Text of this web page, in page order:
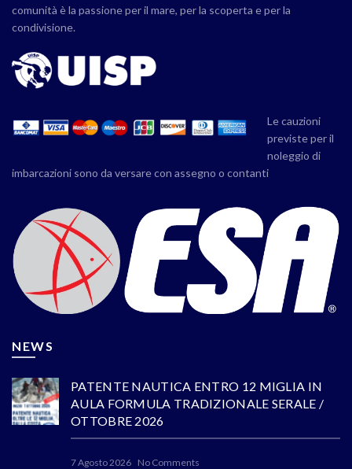
comunità è la passione per il mare, per la scoperta e per la
condivisione.
Le cauzioni
previste per il
noleggio di
imbarcazioni sono da versare con assegno o contanti
NEWS
PATENTE NAUTICA ENTRO 12 MIGLIA IN
AULA FORMULA TRADIZIONALE SERALE /
OTTOBRE 2026
7 Agosto 2026 No Comments